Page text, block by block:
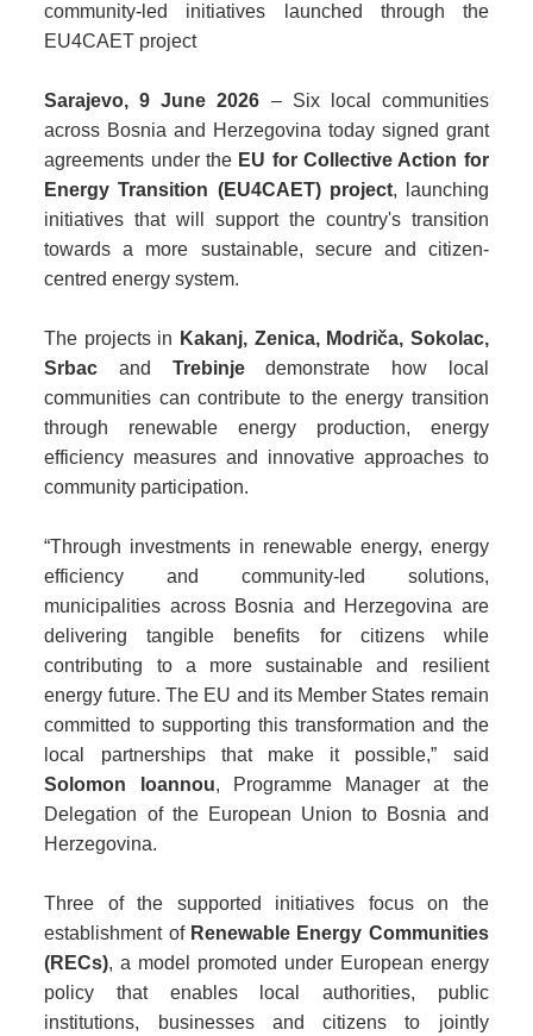
community-led initiatives launched through the
EU4CAET project
Sarajevo, 9 June 2026 – Six local communities
across Bosnia and Herzegovina today signed grant
agreements under the EU for Collective Action for
Energy Transition (EU4CAET) project, launching
initiatives that will support the country's transition
towards a more sustainable, secure and citizen-
centred energy system.
The projects in Kakanj, Zenica, Modriča, Sokolac,
Srbacand Trebinjedemonstrate how local
communities can contribute to the energy transition
through renewable energy production, energy
efficiency measures and innovative approaches to
community participation.
“Through investments in renewable energy, energy
efficiency and community-led solutions,
municipalities across Bosnia and Herzegovina are
delivering tangible benefits for citizens while
contributing to a more sustainable and resilient
energy future. The EU and its Member States remain
committed to supporting this transformation and the
local partnerships that make it possible,” said
Solomon Ioannou, Programme Manager at the
Delegation of the European Union to Bosnia and
Herzegovina.
Three of the supported initiatives focus on the
establishment of Renewable Energy Communities
(RECs), a model promoted under European energy
policy that enables local authorities, public
institutions, businesses and citizens to jointly